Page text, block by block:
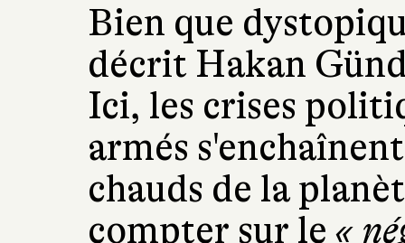
Bien que
décrit Hakan
Ici, les crises
armés
chauds de la
compter sur le «